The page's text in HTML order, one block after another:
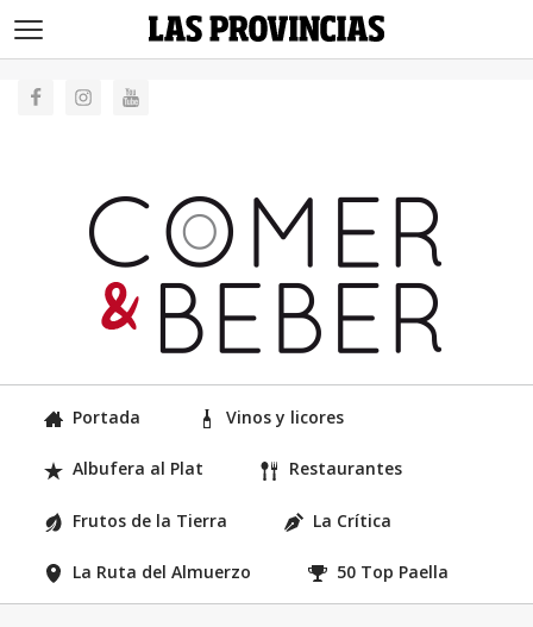
Portada Vinos y licores
Albufera al Plat Restaurantes
Frutos de la Tierra La Crítica
La Ruta del Almuerzo 50 Top Paella